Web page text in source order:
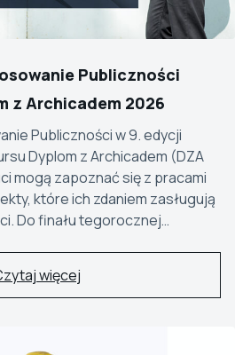
Publiczności
z Archicadem 2026
Publiczności w 9. edycji
Dyplom z Archicadem (DZA
mogą zapoznać się z pracami
które ich zdaniem zasługują
Do finału tegorocznej…
więcej